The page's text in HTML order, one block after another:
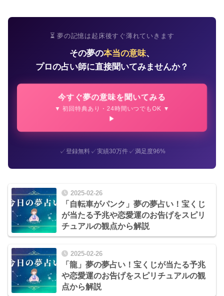
⏳ 夢の記憶は起床後すぐ薄れていきます
その夢の本当の意味、
プロの占い師に直接聞いてみませんか？
今すぐ夢の意味を聞いてみる
▼ 初回特典あり・24時間いつでもOK ▼
✓登録無料✓実績30万件✓満足度96%
2025-02-26
「自転車がパンク」夢の夢占い！宝くじ
が当たる予兆や恋愛運のお告げをスピリ
チュアルの観点から解説
2025-02-26
「龍」夢の夢占い！宝くじが当たる予兆
や恋愛運のお告げをスピリチュアルの観
点から解説